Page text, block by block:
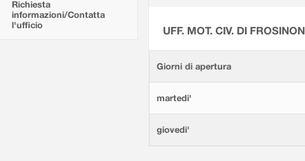
Richiesta
informazioni/Contatta
l'ufficio
UFF. MOT. CIV. DI
Giorni di apertura
martedi'
giovedi'